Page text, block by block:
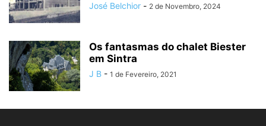
José Belchior - 2 de Novembro, 2024
Os fantasmas do chalet Biester
em Sintra
J B - 1 de Fevereiro, 2021